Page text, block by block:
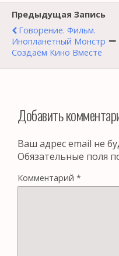
Предыдущая Запись
Говорение. Фильм.
Инопланетный Монстр
Создаём Кино Вместе
Добавить
Ваш адрес email не
Обязательные поля
Комментарий *